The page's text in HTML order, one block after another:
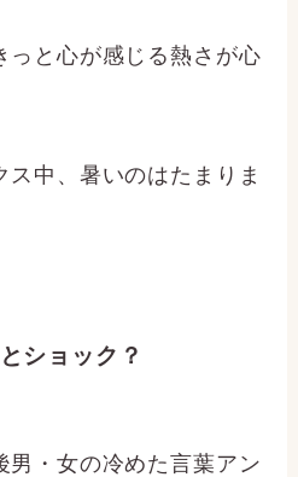
っと心が感じる熱さが心
ス中、暑いのはたまりま
ショック？
男・女の冷めた言葉アン